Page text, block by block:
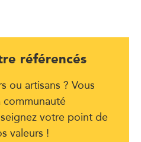
référencés
ou artisans ? Vous
votre point de
valeurs !